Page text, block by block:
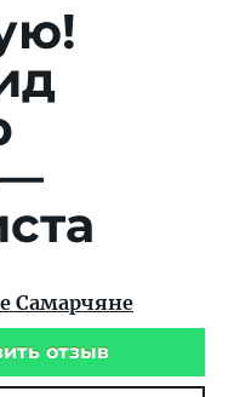
Самарчяне
отзыв